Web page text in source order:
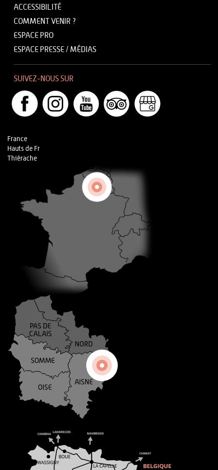
ACCESSIBILITÉ
COMMENT VENIR ?
ESPACE PRO
ESPACE PRESSE / MÉDIAS
SUIVEZ-NOUS SUR
France
Hauts de Fr
Thiérache